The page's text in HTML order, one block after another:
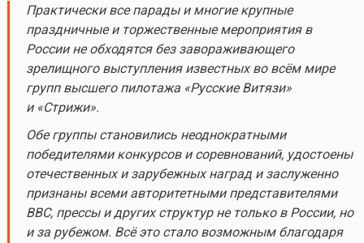
Практически все парады и многие крупные
праздничные и торжественные мероприятия в
России не обходятся без завораживающего
зрелищного выступления известных во всём мире
групп высшего пилотажа «Русские Витязи»
и «Стрижи».
Обе группы становились неоднократными
победителями конкурсов и соревнований, удостоены
отечественных и зарубежных наград и заслуженно
признаны всеми авторитетными представителями
ВВС, прессы и других структур не только в России, но
и за рубежом. Всё это стало возможным благодаря